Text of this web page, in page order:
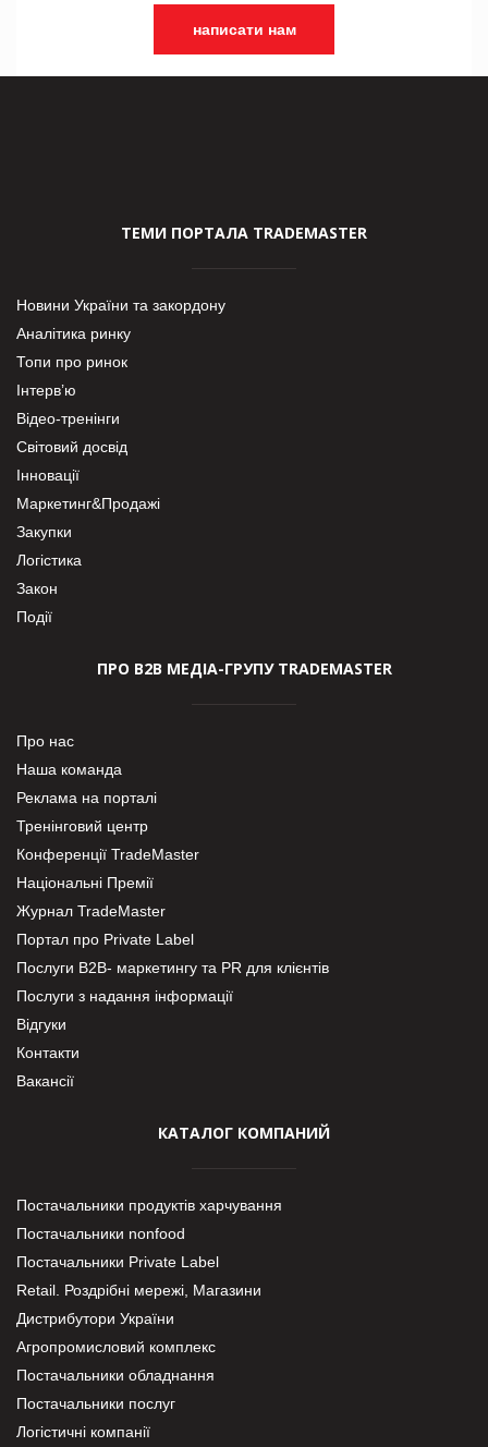
написати нам
ТЕМИ ПОРТАЛА TRADEMASTER
Новини України та закордону
Аналітика ринку
Топи про ринок
Інтерв’ю
Відео-тренінги
Світовий досвід
Інновації
Маркетинг&Продажі
Закупки
Логістика
Закон
Події
ПРО В2В МЕДІА-ГРУПУ TRADEMASTER
Про нас
Наша команда
Реклама на порталі
Тренінговий центр
Конференції TradeMaster
Національні Премії
Журнал TradeMaster
Портал про Private Label
Послуги В2В- маркетингу та PR для клієнтів
Послуги з надання інформації
Відгуки
Контакти
Вакансії
КАТАЛОГ КОМПАНИЙ
Постачальники продуктів харчування
Постачальники nonfood
Постачальники Private Label
Retail. Роздрібні мережі, Магазини
Дистрибутори України
Агропромисловий комплекс
Постачальники обладнання
Постачальники послуг
Логістичні компанії